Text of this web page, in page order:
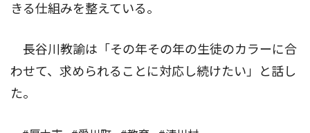
きる仕組みを整えている。
長谷川教諭は「その年その年の生徒のカラーに合
わせて、求められることに対応し続けたい」と話し
た。